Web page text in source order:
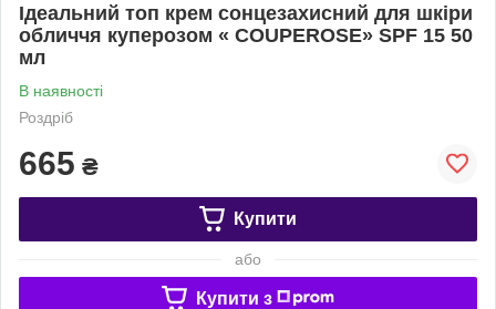
Ідеальний топ крем сонцезахисний для шкіри
обличчя куперозом « COUPEROSE» SPF 15 50
мл
В наявності
Роздріб
665 ₴
Купити
або
Купити з